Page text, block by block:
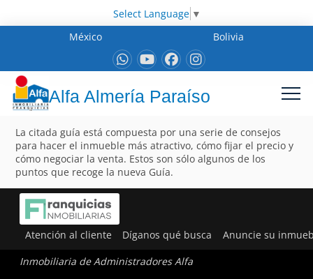
Select Language ▼
México
Bolivia
Alfa Almería Paraíso
La citada guía está compuesta por una serie de consejos
para hacer el inmueble más atractivo, cómo fijar el precio y
cómo negociar la venta. Estos son sólo algunos de los
puntos que recoge la nueva Guía.
Atención al cliente Díganos qué busca Anuncie su
Inmobiliaria de Administradores Alfa